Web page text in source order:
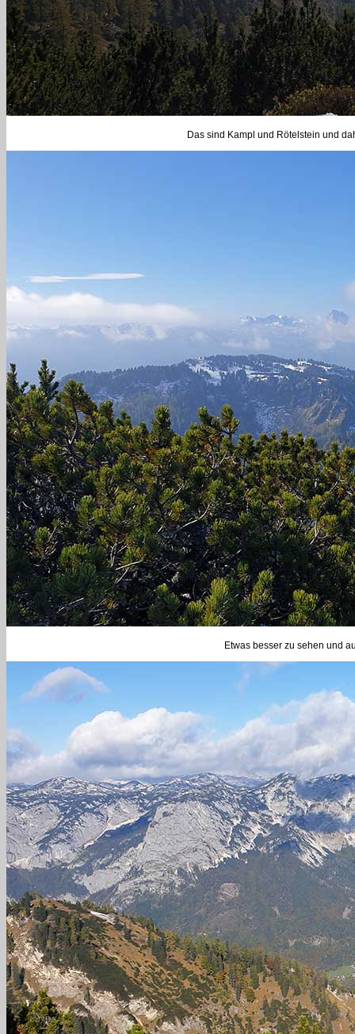
Das sind Kampl und Rötelstein und
Etwas besser zu sehen und